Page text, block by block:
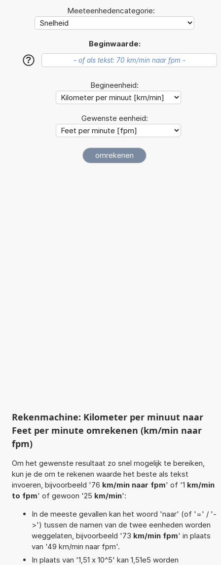
Meeteenhedencategorie:
Beginwaarde:
?
Begineenheid:
Gewenste eenheid:
Rekenmachine: Kilometer per minuut naar
Feet per minute omrekenen (km/min naar
fpm)
Om het gewenste resultaat zo snel mogelijk te bereiken,
kun je de om te rekenen waarde het beste als tekst
invoeren, bijvoorbeeld '76 km/min naar fpm' of '1 km/min
to fpm' of gewoon '25 km/min':
In de meeste gevallen kan het woord 'naar' (of '=' / '-
>') tussen de namen van de twee eenheden worden
weggelaten, bijvoorbeeld '73 km/min fpm' in plaats
van '49 km/min naar fpm'.
In plaats van '1,51 x 10^5' kan 1,51e5 worden